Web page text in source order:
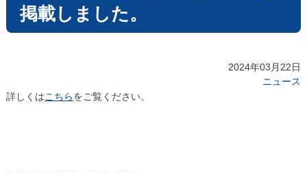
掲載しました。
2024年03月22日
ニュース
詳しくはこちらをご覧ください。